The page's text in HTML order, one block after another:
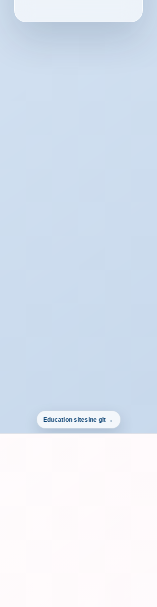
Education sitesine git